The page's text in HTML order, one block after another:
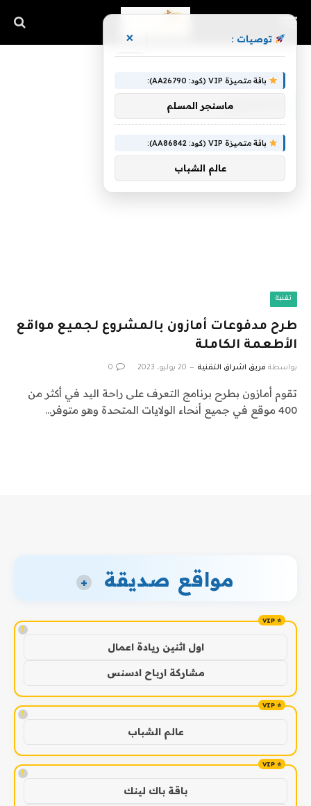
بالمشروع
تقنية
طرح مدفوعات أمازون بالمشروع لجميع مواقع
الأطعمة الكاملة
بواسطة فريق اشراق التقنية 20 يوليو، 2023 0
تقوم أمازون بطرح برنامج التعرف على راحة اليد في أكثر من
400 موقع في جميع أنحاء الولايات المتحدة وهو متوفر…
مواقع صديقة +
!
اول اثنين ريادة اعمال
مشاركة ارباح ادسنس
!
عالم الشباب
!
باقة باك لينك
توصيات : ×
باقة متميزة VIP (كود: AA26790):
ماسنجر المسلم
باقة متميزة VIP (كود: AA86842):
عالم الشباب